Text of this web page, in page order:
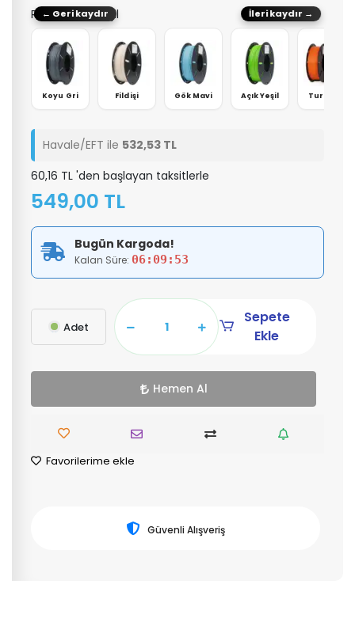
Renk: Neon Yeşil
Koyu Gri Fildişi Gök Mavi Açık Yeşil Turuncu
← Geri kaydır İleri kaydır →
Havale/EFT ile 532,53 TL
60,16 TL 'den başlayan taksitlerle
549,00 TL
Bugün Kargoda!
Kalan Süre: 06:09:52
Adet
Sepete
Ekle
Hemen Al
Favorilerime ekle
Güvenli Alışveriş